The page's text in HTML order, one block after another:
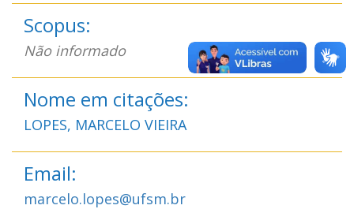
Scopus:
Não informado
Nome em citações:
LOPES, MARCELO VIEIRA
Email:
marcelo.lopes@ufsm.br